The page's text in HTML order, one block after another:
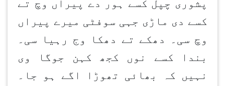
پشوری چپل کسے ہور دے پیراں وچ تے
کسے دی ماڑی جہی سوفٹی میرے پیراں
وچ سی۔ دھکے تے دھکا وج رہیا سی۔
بندا کسے نوں کجھ کہن جوگا وی
نہیں کہ بھائی تھوڑا اگے ہو جا۔